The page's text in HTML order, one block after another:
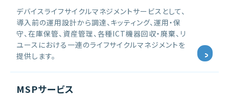
デバイスライフサイクルマネジメントサービスとして、
導入前の運用設計から調達、キッティング、運用・保
守、在庫保管、資産管理、各種ICT機器回収・廃棄、リ
ユースにおける一連のライフサイクルマネジメントを
提供します。
MSPサービス